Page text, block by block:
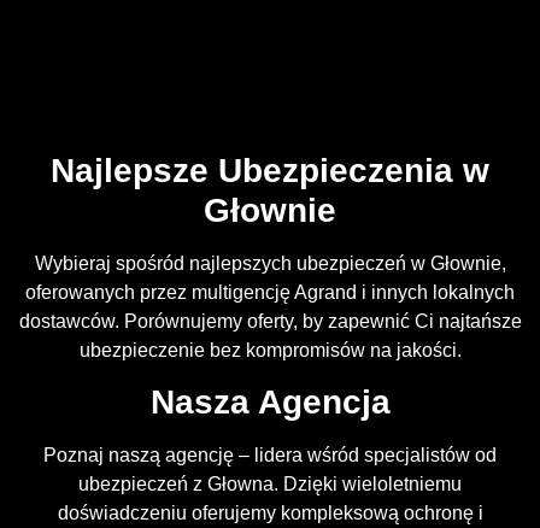
Najlepsze Ubezpieczenia w
Głownie
Wybieraj spośród najlepszych ubezpieczeń w Głownie,
oferowanych przez multigencję Agrand i innych lokalnych
dostawców. Porównujemy oferty, by zapewnić Ci najtańsze
ubezpieczenie bez kompromisów na jakości.
Nasza Agencja
Poznaj naszą agencję – lidera wśród specjalistów od
ubezpieczeń z Głowna. Dzięki wieloletniemu
doświadczeniu oferujemy kompleksową ochronę i